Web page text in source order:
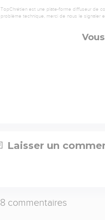
TopChrétien est une plate-forme diffuseur de
problème technique, merci de nous le signaler
Laisser un
8 commentaires